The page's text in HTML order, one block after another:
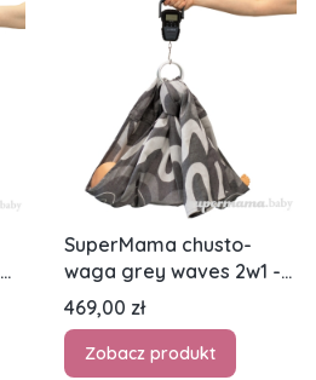
SuperMama chusto-
waga grey waves 2w1 -
chusta kółkowa i waga
niemowlęca
Cena
469,00 zł
Zobacz produkt